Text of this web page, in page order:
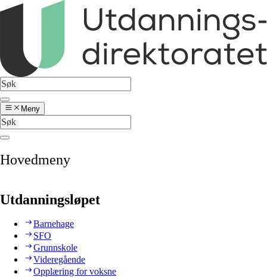
Meny
Hovedmeny
Utdanningsløpet
Barnehage
SFO
Grunnskole
Videregående
Opplæring for voksne